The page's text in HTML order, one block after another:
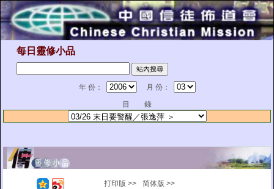
每日靈修小品
年 份：
月 份：
目 錄
打印版 >> 简体版 >>